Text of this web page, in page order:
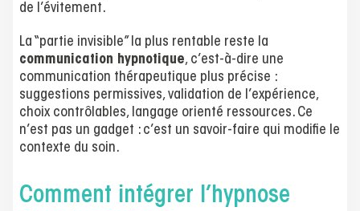
de l’évitement.
La “partie invisible” la plus rentable reste la
communication hypnotique, c’est-à-dire une
communication thérapeutique plus précise :
suggestions permissives, validation de l’expérience,
choix contrôlables, langage orienté ressources. Ce
n’est pas un gadget : c’est un savoir-faire qui modifie le
contexte du soin.
Comment intégrer l’hypnose